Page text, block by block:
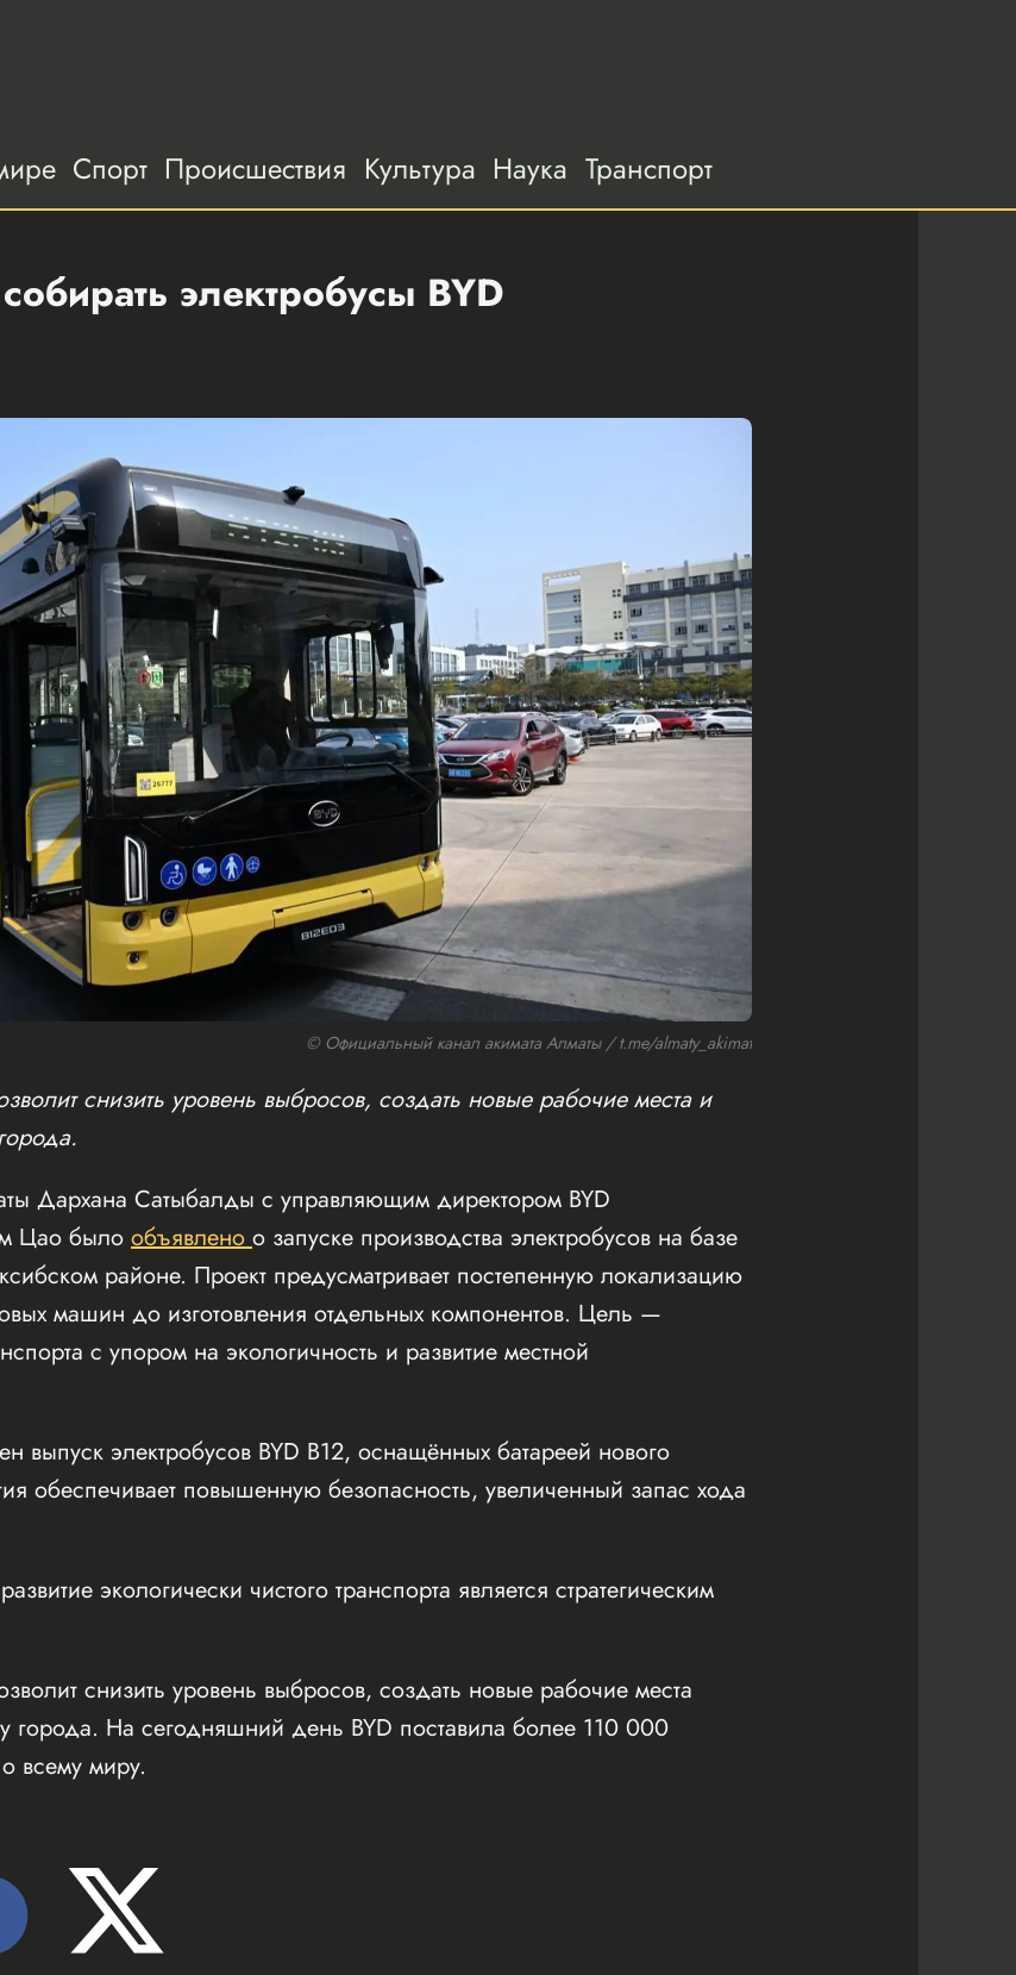
Спорт Происшествия Культура Наука Транспорт
электробусы BYD
© Официальный канал акимата Алматы / t.me/almaty_akimat
снизить уровень выбросов, создать новые рабочие места и
Дархана Сатыбалды с управляющим директором BYD
Цао было объявлено о запуске производства электробусов на базе
районе. Проект предусматривает постепенную локализацию
машин до изготовления отдельных компонентов. Цель —
с упором на экологичность и развитие местной
выпуск электробусов BYD B12, оснащённых батареей нового
обеспечивает повышенную безопасность, увеличенный запас хода
экологически чистого транспорта является стратегическим
снизить уровень выбросов, создать новые рабочие места
города. На сегодняшний день BYD поставила более 110 000
всему миру.